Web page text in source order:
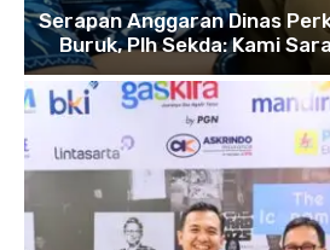
Serapan Anggaran Dinas
Buruk, Plh Sekda: Kami